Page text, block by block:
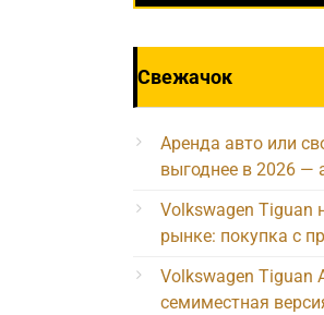
Свежачок
Аренда авто или
выгоднее в 2026 —
Volkswagen Tiguan
рынке: покупка с
Volkswagen Tiguan
семиместная